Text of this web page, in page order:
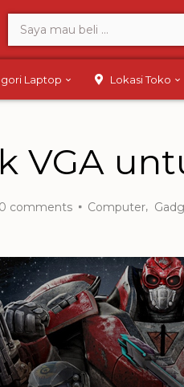
Laptop Lokasi Toko
VGA
0 comments Computer,